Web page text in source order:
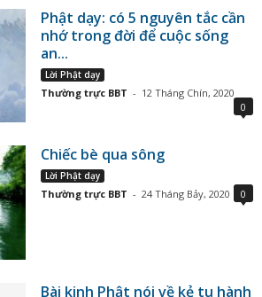
Phật dạy: có 5 nguyên tắc cần
nhớ trong đời để cuộc sống
an...
Lời Phật dạy
Thường trực BBT - 12 Tháng Chín, 2020
0
Chiếc bè qua sông
Lời Phật dạy
Thường trực BBT - 24 Tháng Bảy, 2020 0
Bài kinh Phật nói về kẻ tu hành